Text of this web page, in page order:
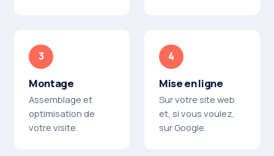
Montage
Assemblage et
optimisation de
votre visite.
Mise en ligne
Sur votre site web
et, si vous voulez,
sur Google.